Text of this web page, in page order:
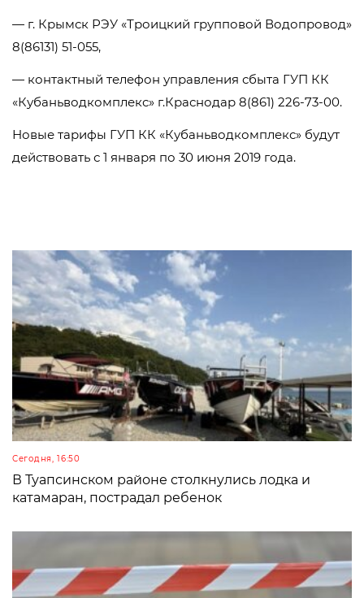
— г. Крымск РЭУ «Троицкий групповой Водопровод»
8(86131) 51-055,
— контактный телефон управления сбыта ГУП КК
«Кубаньводкомплекс» г.Краснодар 8(861) 226-73-00.
Новые тарифы ГУП КК «Кубаньводкомплекс» будут
действовать с 1 января по 30 июня 2019 года.
Сегодня, 16:50
В Туапсинском районе столкнулись лодка и
катамаран, пострадал ребенок